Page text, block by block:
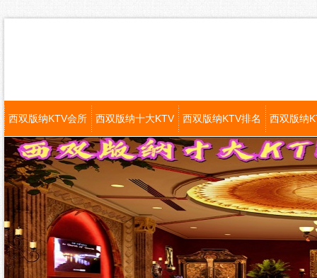
西双版纳KTV会所 西双版纳十大KTV 西双版纳KTV排名 西双版纳